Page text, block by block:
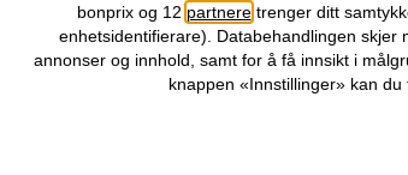
bonprix og 12 partneretrenger ditt
enhetsidentifierare). Databehandlingen
annonser og innhold, samt for å få innsikt i
knappen «Innstillinger» kan